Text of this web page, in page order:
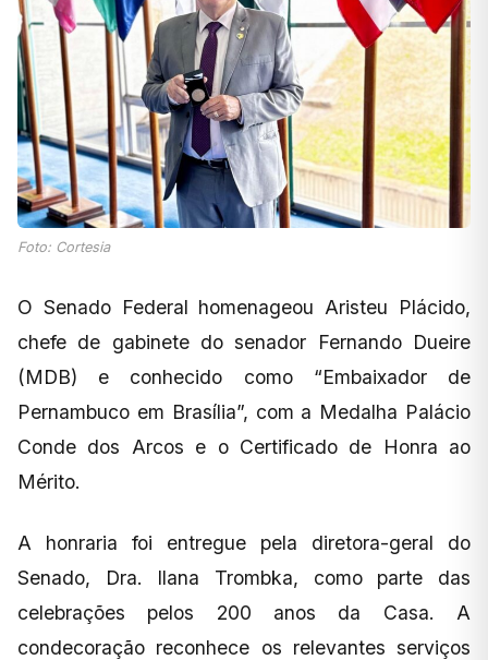
Foto: Cortesia
O Senado Federal homenageou Aristeu Plácido,
chefe de gabinete do senador Fernando Dueire
(MDB) e conhecido como “Embaixador de
Pernambuco em Brasília”, com a Medalha Palácio
Conde dos Arcos e o Certificado de Honra ao
Mérito.
A honraria foi entregue pela diretora-geral do
Senado, Dra. Ilana Trombka, como parte das
celebrações pelos 200 anos da Casa. A
condecoração reconhece os relevantes serviços